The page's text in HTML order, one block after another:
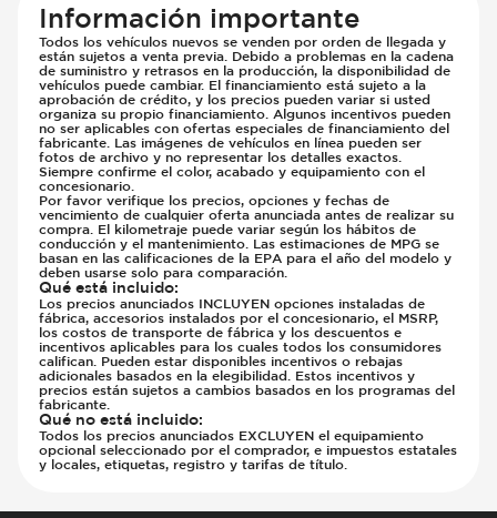
Información importante
Todos los vehículos nuevos se venden por orden de llegada y
están sujetos a venta previa. Debido a problemas en la cadena
de suministro y retrasos en la producción, la disponibilidad de
vehículos puede cambiar. El financiamiento está sujeto a la
aprobación de crédito, y los precios pueden variar si usted
organiza su propio financiamiento. Algunos incentivos pueden
no ser aplicables con ofertas especiales de financiamiento del
fabricante. Las imágenes de vehículos en línea pueden ser
fotos de archivo y no representar los detalles exactos.
Siempre confirme el color, acabado y equipamiento con el
concesionario.
Por favor verifique los precios, opciones y fechas de
vencimiento de cualquier oferta anunciada antes de realizar su
compra. El kilometraje puede variar según los hábitos de
conducción y el mantenimiento. Las estimaciones de MPG se
basan en las calificaciones de la EPA para el año del modelo y
deben usarse solo para comparación.
Qué está incluido:
Los precios anunciados INCLUYEN opciones instaladas de
fábrica, accesorios instalados por el concesionario, el MSRP,
los costos de transporte de fábrica y los descuentos e
incentivos aplicables para los cuales todos los consumidores
califican. Pueden estar disponibles incentivos o rebajas
adicionales basados en la elegibilidad. Estos incentivos y
precios están sujetos a cambios basados en los programas del
fabricante.
Qué no está incluido:
Todos los precios anunciados EXCLUYEN el equipamiento
opcional seleccionado por el comprador, e impuestos estatales
y locales, etiquetas, registro y tarifas de título.